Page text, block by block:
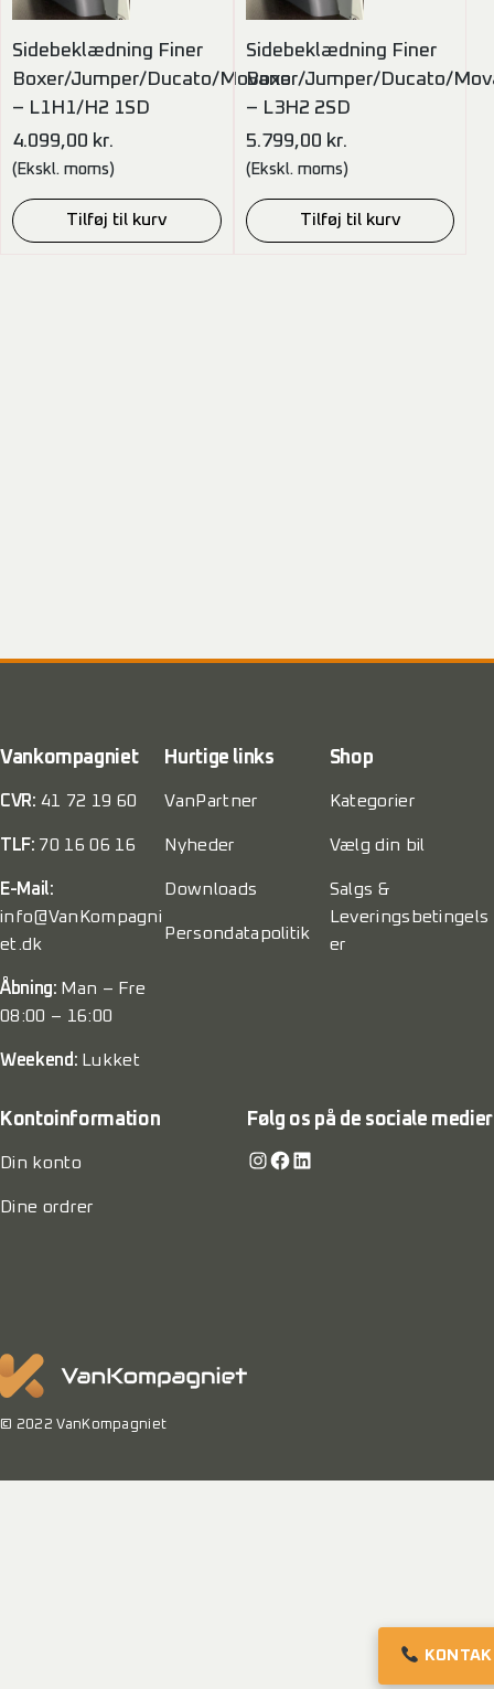
Sidebeklædning Finer
Boxer/Jumper/Ducato/Movano
– L1H1/H2 1SD
4.099,00 kr.
(Ekskl. moms)
Tilføj til kurv
Sidebeklædning Finer
Boxer/Jumper/Ducato/
– L3H2 2SD
5.799,00 kr.
(Ekskl. moms)
Tilføj til kurv
Vankompagniet
CVR: 41 72 19 60
TLF: 70 16 06 16
E-Mail:
info@VanKompagni
et.dk
Åbning: Man – Fre
08:00 – 16:00
Weekend: Lukket
Hurtige links
VanPartner
Nyheder
Downloads
Persondatapolitik
Shop
Kategorier
Vælg din bil
Salgs &
Leveringsbetingels
er
Kontoinformation
Din konto
Dine ordrer
Følg os på de sociale medier
Instagram Facebook LinkedIn
© 2022 VanKompagniet